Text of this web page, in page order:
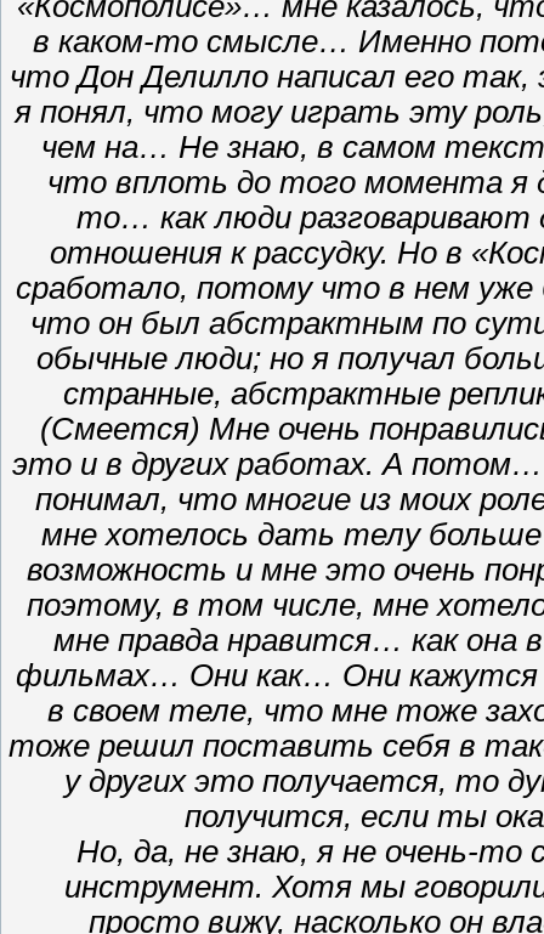
в каком-то смысле… Именно
что Дон Делилло написал его
я понял, что могу играть эту
чем на… Не знаю, в самом
что вплоть до того момента я
то… как люди разговаривают
отношения к рассудку. Но в
сработало, потому что в нем
что он был абстрактным по сути
обычные люди; но я получал
странные, абстрактные
(Смеется) Мне очень
это и в других работах. А
понимал, что многие из моих
мне хотелось дать телу
возможность и мне это очень
поэтому, в том числе, мне
мне правда нравится… как она
фильмах… Они как… Они кажутся
в своем теле, что мне тоже
тоже решил поставить себя в
у других это получается, то
получится, если ты
Но, да, не знаю, я не очень-то
инструмент. Хотя мы
просто вижу, насколько он